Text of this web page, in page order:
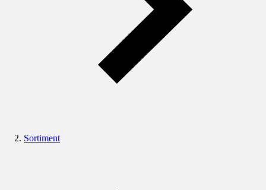
Sortiment